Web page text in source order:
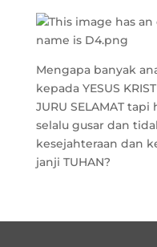
Mengapa banyak
kepada YESUS
JURU SELAMAT
selalu gusar dan
kesejahteraan dan
janji TUHAN?